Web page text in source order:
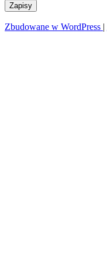
Zapisy
Zbudowane w WordPress |